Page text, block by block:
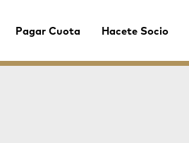
Pagar Cuota Hacete Socio